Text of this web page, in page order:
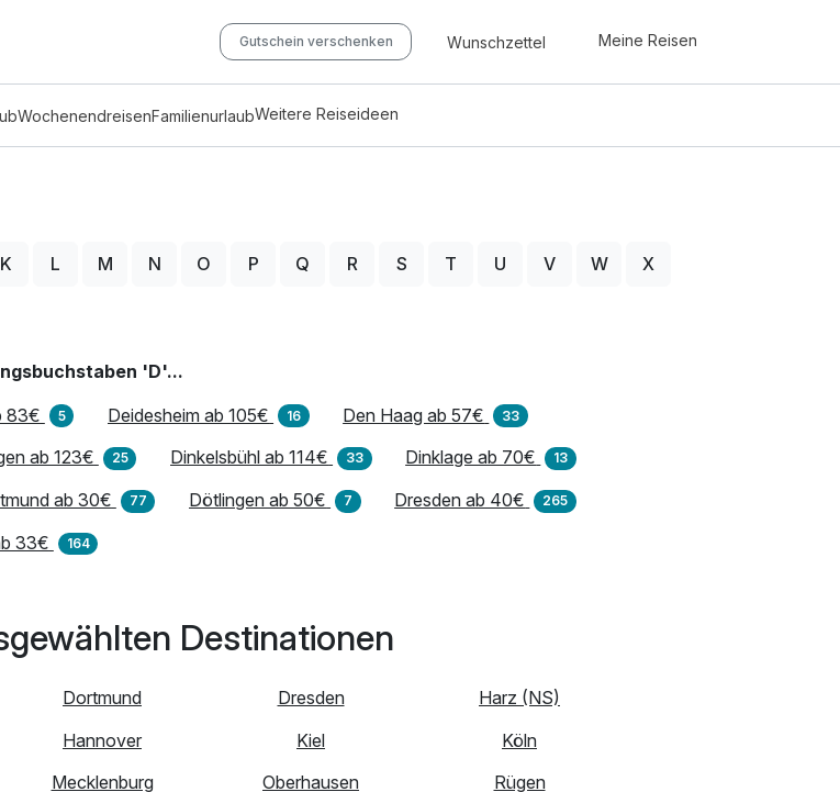
Gutschein verschenken Wunschzettel Meine Reisen
WochenendreisenFamilienurlaubWeitere Reiseideen
K L M N O P Q R S T U V W X
'D'...
83€ 5 Deidesheim ab 105€ 16 Den Haag ab 57€ 33
ab 123€ 25 Dinkelsbühl ab 114€ 33 Dinklage ab 70€ 13
ab 30€ 77 Dötlingen ab 50€ 7 Dresden ab 40€ 265
33€ 164
Destinationen
Dortmund Dresden
Harz (NS)
Hannover Kiel
Köln
Mecklenburg Oberhausen
Rügen